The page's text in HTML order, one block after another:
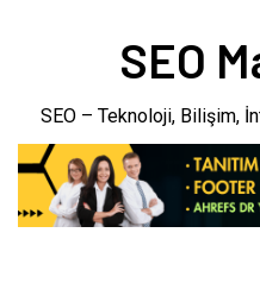
SEO
SEO – Teknoloji, Bilişim,